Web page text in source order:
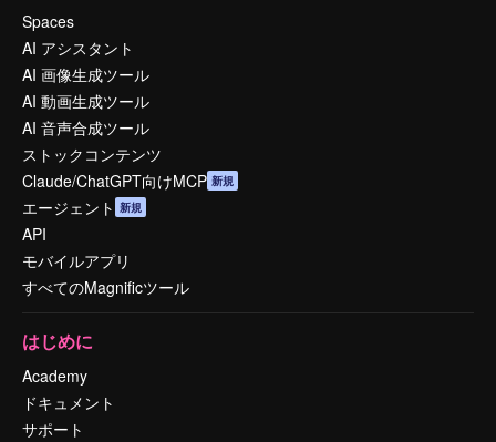
Spaces
AI アシスタント
AI 画像生成ツール
AI 動画生成ツール
AI 音声合成ツール
ストックコンテンツ
Claude/ChatGPT向けMCP 新規
エージェント 新規
API
モバイルアプリ
すべてのMagnificツール
はじめに
Academy
ドキュメント
サポート